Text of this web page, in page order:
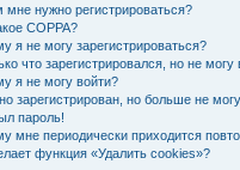
мне нужно регистрироваться?
COPPA?
я не могу зарегистрироваться?
что зарегистрировался, но не могу
я не могу войти?
зарегистрирован, но больше не
пароль!
мне периодически приходится
функция «Удалить cookies»?